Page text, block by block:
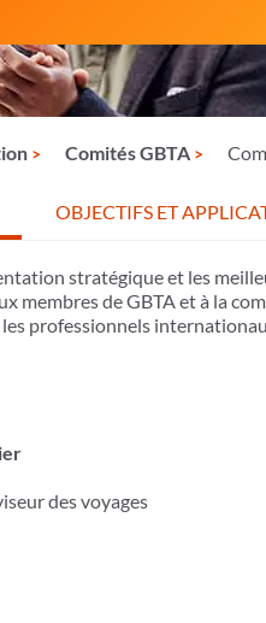
Comités GBTA
OBJECTIFS ET
stratégique et les
de GBTA et à la
professionnels
des voyages